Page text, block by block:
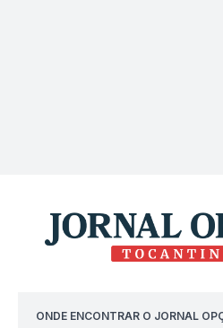
ONDE ENCONTRAR O JORNAL